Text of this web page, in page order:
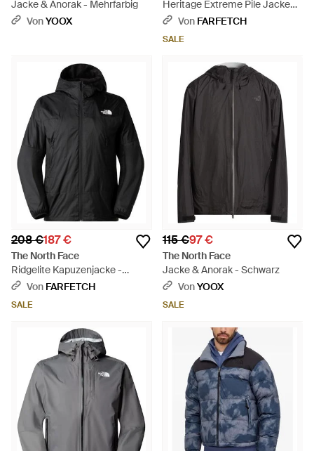
Jacke & Anorak - Mehrfarbig
VonYOOX
Heritage Extreme Pile Jacke
Mit Kurzem Reißverschluss -
Von FARFETCH
SALE
208 €187 €
The North Face
Ridgelite Kapuzenjacke -
Schwarz
Von FARFETCH
SALE
115 €97 €
The North Face
Jacke & Anorak - Schwarz
VonYOOX
SALE